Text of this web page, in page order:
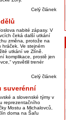
Celý článek
nabité zápasy. V
čeká další utkání
změna, protože na
hráček. Ve stejném
utkání ve Zlíně.
komplikace, prostě jen
vysvětlil trenér
Celý článek
suverénní
a slovenské týmy v
reprezentačního
Mostu a Michalovců,
doma na Šaľu